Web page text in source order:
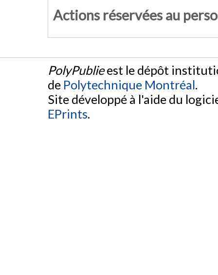
Actions réservées au
PolyPublieest le dépôt
de Polytechnique Montréal.
Site développé à l'aide du
EPrints.